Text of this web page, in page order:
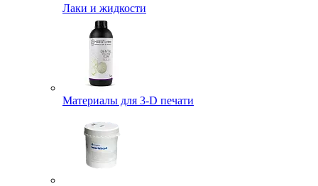
Лаки и жидкости
Материалы для 3-D печати